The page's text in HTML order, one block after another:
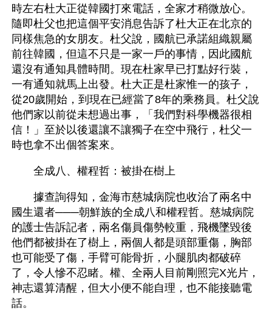
時左右杜大正從韓國打來電話，全家才稍微放心。
隨即杜父也把這個平安消息告訴了杜大正在北京的
同樣焦急的女朋友。杜父說，國航已承諾組織親屬
前往韓國，但這不只是一家一戶的事情，因此國航
還沒有通知具體時間。現在杜家早已打點好行裝，
一有通知就馬上出發。杜大正是杜家惟一的孩子，
從20歲開始，到現在已經當了8年的乘務員。杜父說
他們家以前從未想過出事，「我們對科學機器很相
信！」至於以後還讓不讓獨子在空中飛行，杜父一
時也拿不出個答案來。
全成八、權程哲：被掛在樹上
據查詢得知，金海市慈城病院也收治了兩名中
國生還者───朝鮮族的全成八和權程哲。慈城病院
的護士告訴記者，兩名傷員傷勢較重，飛機墜毀後
他們都被掛在了樹上，兩個人都是頭部重傷，胸部
也可能受了傷，手臂可能骨折，小腿肌肉都破碎
了，令人慘不忍睹。權、全兩人目前剛照完X光片，
神志還算清醒，但大小便不能自理，也不能接聽電
話。